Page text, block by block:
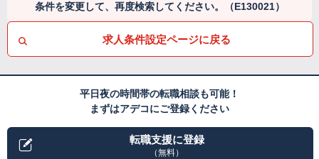
条件を変更して、再度検索してください。（E130021）
求人条件設定ページに戻る
平日夜の時間帯の転職相談も可能！
まずはアデコにご登録ください
転職支援に登録
（無料）